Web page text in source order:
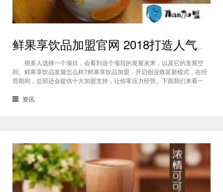
鲜果享饮品加盟官网 2018打造人气奶茶时尚茶饮
很多人选择一个项目，会看到这个项目的发展未来，以及它的发展空
间。鲜果享饮品发展怎么样?鲜果享饮品加盟，开启创业致富新模式，在经
营期间，总部还会提供十大加盟支持，让你零压力经营。下面我们来看一
官网） 鲜果享饮品加盟官网，鲜果享饮品加盟合作支持： 咨询和
资讯